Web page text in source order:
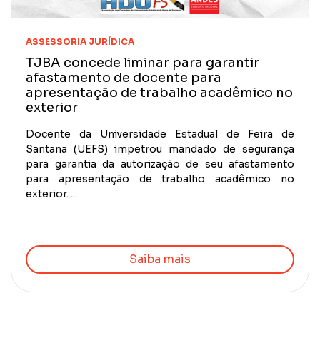
ASSESSORIA JURÍDICA
TJBA concede liminar para garantir
afastamento de docente para
apresentação de trabalho acadêmico no
exterior
Docente da Universidade Estadual de Feira de
Santana (UEFS) impetrou mandado de segurança
para garantia da autorização de seu afastamento
para apresentação de trabalho acadêmico no
exterior. ...
Saiba mais